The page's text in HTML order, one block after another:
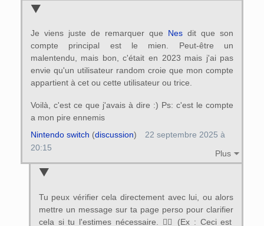
Je viens juste de remarquer que Nes dit que son
compte principal est le mien. Peut-être un
malentendu, mais bon, c'était en 2023 mais j'ai pas
envie qu'un utilisateur random croie que mon compte
appartient à cet ou cette utilisateur ou trice.
Voilà, c'est ce que j'avais à dire :) Ps: c'est le compte
a mon pire ennemis
Plus
Nintendo switch (discussion)
22 septembre 2025 à
20:15
Tu peux vérifier cela directement avec lui, ou alors
mettre un message sur ta page perso pour clarifier
cela si tu l'estimes nécessaire. 👍🏻 (Ex : Ceci est